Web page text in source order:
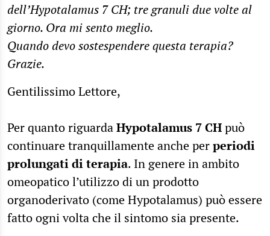
dell’Hypotalamus 7 CH; tre granuli due volte al
giorno. Ora mi sento meglio.
Quando devo sostespendere questa terapia?
Grazie.
Gentilissimo Lettore,
Per quanto riguardaHypotalamus 7 CHpuò
continuare tranquillamente anche perperiodi
prolungati di terapia. In genere in ambito
omeopatico l’utilizzo di un prodotto
organoderivato (come Hypotalamus) può essere
fatto ogni volta che il sintomo sia presente.